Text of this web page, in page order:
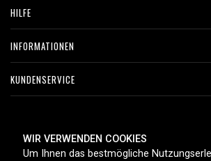
HILFE
INFORMATIONEN
KUNDENSERVICE
ZAHLUNGSMETHODEN
WIR VERWENDEN COOKIES
Um Ihnen das bestmögliche